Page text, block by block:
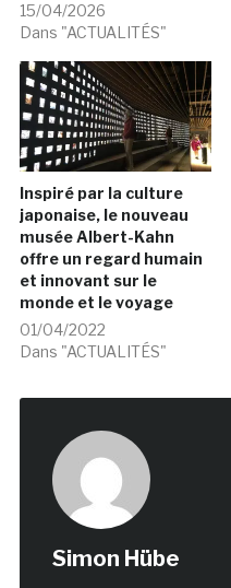
15/04/2026
Dans "ACTUALITÉS"
Inspiré par la culture
japonaise, le nouveau
musée Albert-Kahn
offre un regard humain
et innovant sur le
monde et le voyage
01/04/2022
Dans "ACTUALITÉS"
Simon Hübe